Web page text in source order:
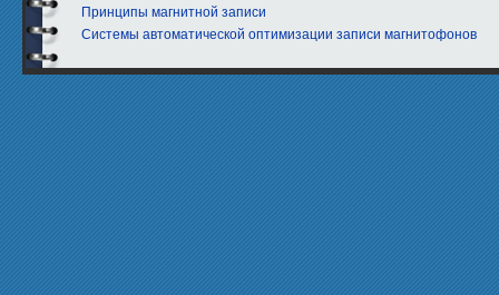
Принципы магнитной записи
Системы автоматической оптимизации записи магнитофонов